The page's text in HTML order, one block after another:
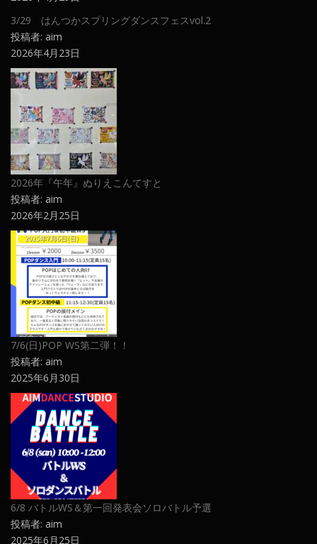
3/29 はんつかスプリングダンスフェスvol.2
投稿者: aim
2026年4月23日
2026年『午年』ぬりえこんてすと
投稿者: aim
2026年2月25日
7/6(日)POP WS第二弾！！
投稿者: aim
2025年6月30日
6/8 バトルWS＆第一回発表会ソロバトル予選
投稿者: aim
2025年6月25日